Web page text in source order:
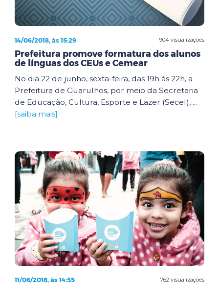
904 visualizações
14/06/2018, às 15:29
Prefeitura promove formatura dos alunos
de línguas dos CEUs e Cemear
No dia 22 de junho, sexta-feira, das 19h às 22h, a
Prefeitura de Guarulhos, por meio da Secretaria
de Educação, Cultura, Esporte e Lazer (Secel), ...
[saiba mais]
762 visualizações
11/06/2018, às 14:55